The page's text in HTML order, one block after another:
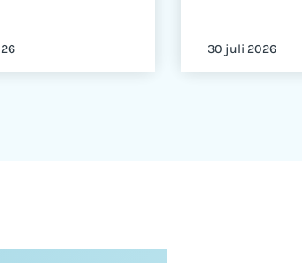
30 juli 2026